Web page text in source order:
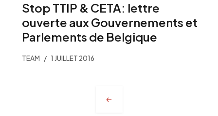
Stop TTIP & CETA: lettre
ouverte aux Gouvernements et
Parlements de Belgique
TEAM 1 JUILLET 2016